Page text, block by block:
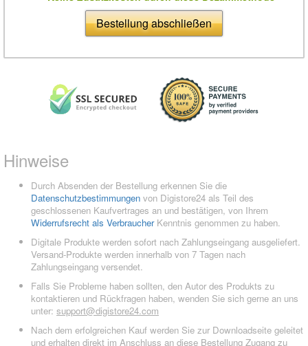
Bestellung abschließen
Hinweise
Durch Absenden der Bestellung erkennen Sie die
Datenschutzbestimmungen von Digistore24 als Teil des
geschlossenen Kaufvertrages an und bestätigen, von Ihrem
Widerrufsrecht als VerbraucherKenntnis genommen zu haben.
Digitale Produkte werden sofort nach Zahlungseingang ausgeliefert.
Versand-Produkte werden innerhalb von 7 Tagen nach
Zahlungseingang versendet.
Falls Sie Probleme haben sollten, den Autor des Produkts zu
kontaktieren und Rückfragen haben, wenden Sie sich gerne an uns
unter: support@digistore24.com
Nach dem erfolgreichen Kauf werden Sie zur Downloadseite geleitet
und erhalten direkt im Anschluss an diese Bestellung Zugang zu